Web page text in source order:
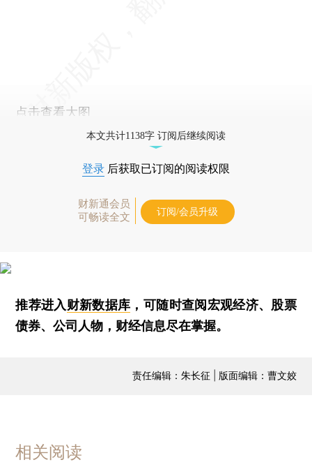
点击查看大图
本文共计1138字 订阅后继续阅读
登录 后获取已订阅的阅读权限
财新通会员
可畅读全文
订阅/会员升级
推荐进入财新数据库 ，可随时查阅宏观经济、股票
债券、公司人物，财经信息尽在掌握。
责任编辑：朱长征 | 版面编辑：曹文姣
相关阅读